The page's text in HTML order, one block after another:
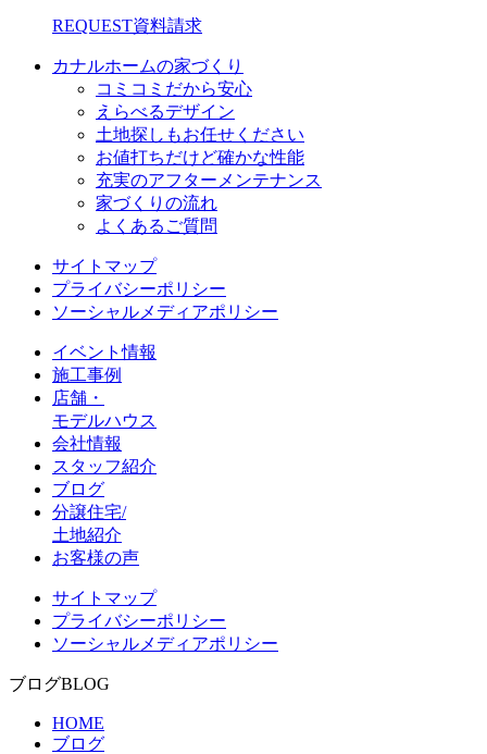
REQUEST資料請求
カナルホームの家づくり
コミコミだから安心
えらべるデザイン
土地探しもお任せください
お値打ちだけど確かな性能
充実のアフターメンテナンス
家づくりの流れ
よくあるご質問
サイトマップ
プライバシーポリシー
ソーシャルメディアポリシー
イベント情報
施工事例
店舗・
モデルハウス
会社情報
スタッフ紹介
ブログ
分譲住宅/
土地紹介
お客様の声
サイトマップ
プライバシーポリシー
ソーシャルメディアポリシー
ブログBLOG
HOME
ブログ